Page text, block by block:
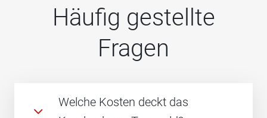
Häufig gestellte
Fragen
Welche Kosten deckt das